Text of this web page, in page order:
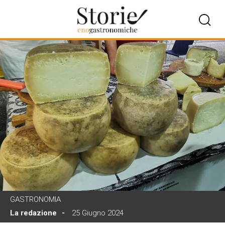
GASTRONOMIA
La redazione
25 Giugno 2024